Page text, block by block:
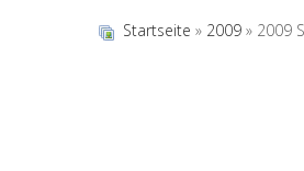
Startseite » 2009 » 2009